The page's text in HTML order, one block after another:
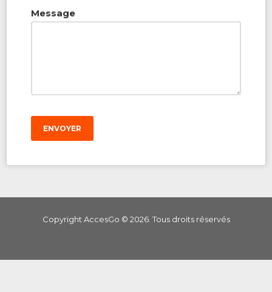
Message
ENVOYER
Copyright AccesGo © 2026. Tous droits réservés